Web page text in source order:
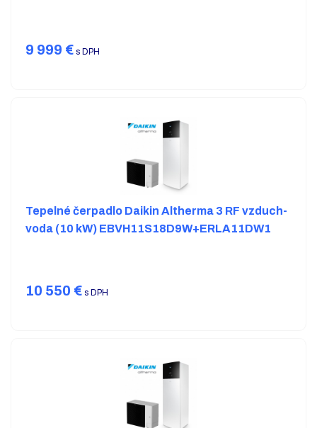
9 999 € s DPH
Tepelné čerpadlo Daikin Altherma 3 RF vzduch-
voda (10 kW) EBVH11S18D9W+ERLA11DW1
10 550 € s DPH